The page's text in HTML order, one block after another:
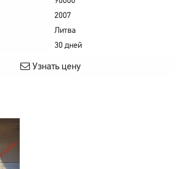
2007
Литва
30 дней
Узнать цену